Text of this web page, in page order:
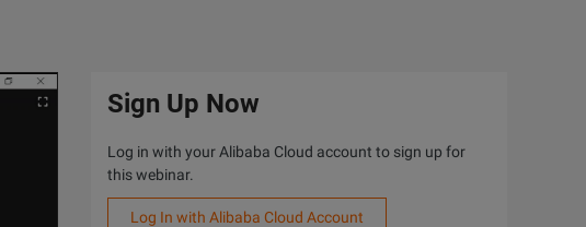
Sign Up Now
Log in with your Alibaba Cloud account to sign up for
this webinar.
Log In with Alibaba Cloud Account